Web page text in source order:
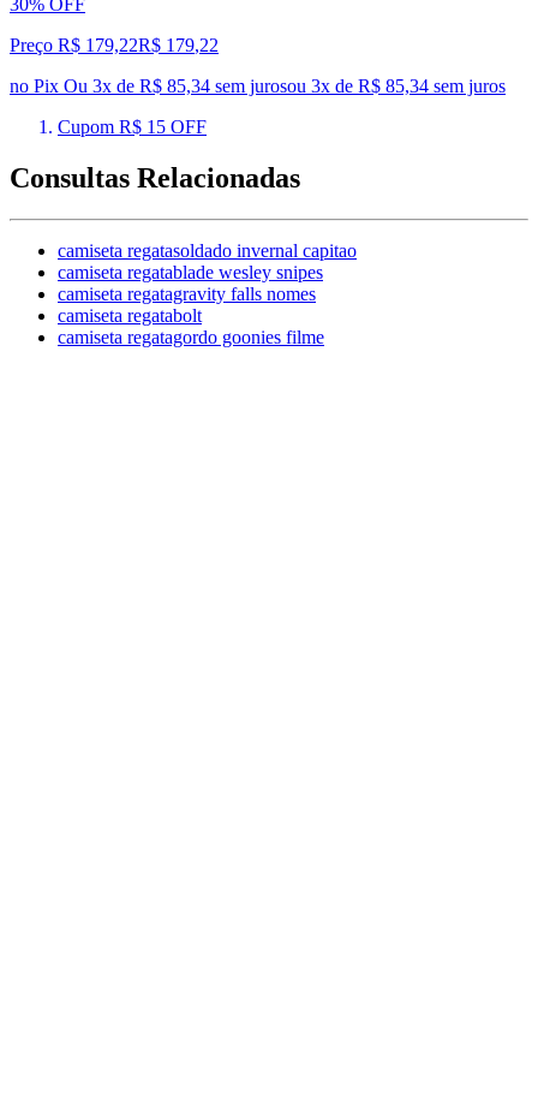
30% OFF
Preço R$ 179,22R$ 179,22
no Pix Ou 3x de R$ 85,34 sem jurosou 3x de R$ 85,34 sem juros
Cupom R$ 15 OFF
Consultas Relacionadas
camiseta regatasoldado invernal capitao
camiseta regatablade wesley snipes
camiseta regatagravity falls nomes
camiseta regatabolt
camiseta regatagordo goonies filme